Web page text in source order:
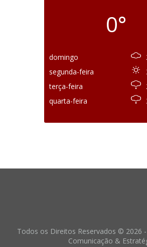
0°
domingo
segunda-feira
terça-feira
quarta-feira
Todos os Direitos Reservados © 2026
Comunicação &